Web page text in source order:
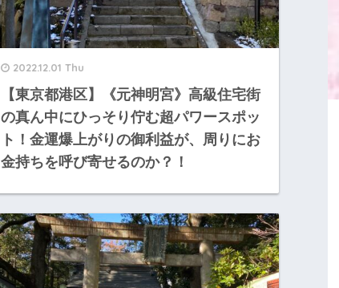
2022.12.01 Thu
【東京都港区】《元神明宮》高級住宅街
の真ん中にひっそり佇む超パワースポッ
ト！金運爆上がりの御利益が、周りにお
金持ちを呼び寄せるのか？！